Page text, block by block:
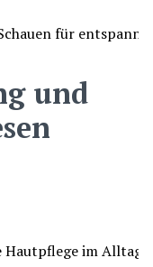
und